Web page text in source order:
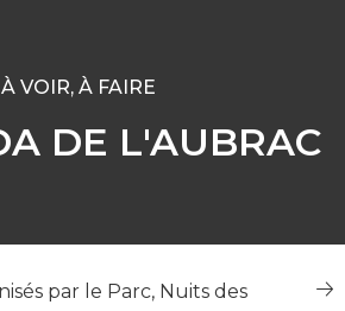
À VOIR, À FAIRE
DE L'AUBRAC
par le Parc, Nuits des